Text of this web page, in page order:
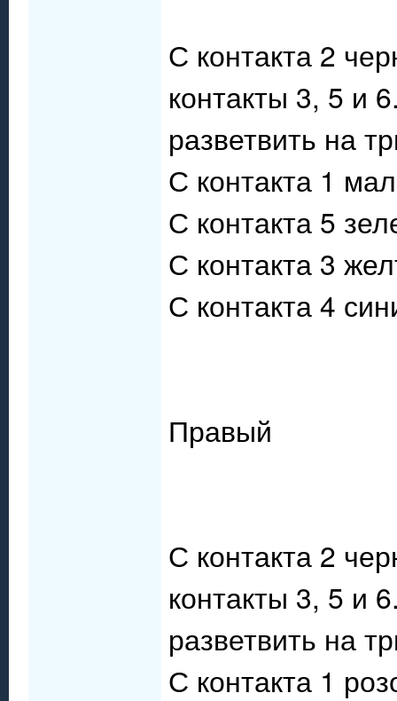
С контакта 2
контакты 3, 5 и
разветвить на
С контакта 1
С контакта 5
С контакта 3
С контакта 4
Правый
С контакта 2
контакты 3, 5 и
разветвить на
С контакта 1